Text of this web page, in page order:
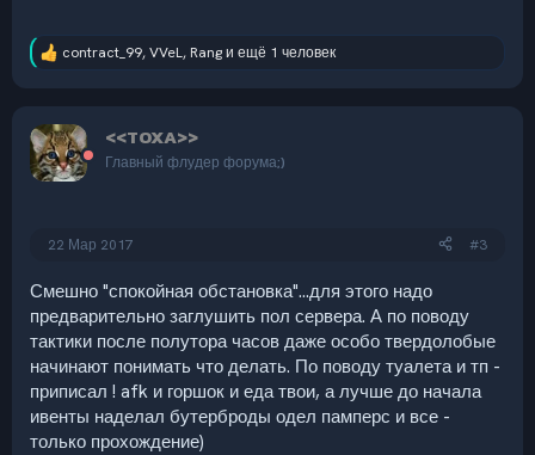
Р
ц
и
и
contract_99,VVeL, Rangи ещё 1 человек
<<TOXA>>
Главный флудер форума;)
22 Мар 2017 #3
Смешно "спокойная обстановка"...для этого надо
предварительно заглушить пол сервера. А по поводу
тактики после полутора часов даже особо твердолобые
начинают понимать что делать. По поводу туалета и тп -
приписал ! afk и горшок и еда твои, а лучше до начала
ивенты наделал бутерброды одел памперс и все -
только прохождение)